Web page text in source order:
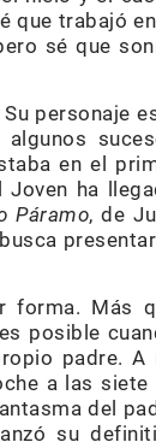
que trabajó en
sé que
personaje
en el
ha
Páramo, de
presentar
forma. Más
posible
padre. A
a las siete
del
su